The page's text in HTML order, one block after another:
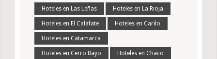
Hoteles en Las Leñas Hoteles en La Rioja
Hoteles en El Calafate Hoteles en Carilo
Hoteles en Catamarca
Hoteles en Cerro Bayo Hoteles en Chaco